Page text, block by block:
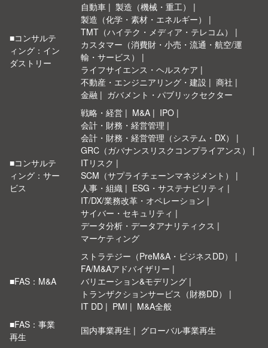
■コンサルテ
ィング：イン
ダストリー
自動車
製造（機械・重工）
製造（化学・素材・エネルギー）
TMT（ハイテク・メディア・テレコム）
カスタマー（消費財・小売・流通・航空/運
輸・サービス）
ライフサイエンス・ヘルスケア
不動産・エンジニアリング・建設
商社
金融
ガバメント・パブリックセクター
■コンサルテ
ィング：サー
ビス
戦略・経営 M&A
IPO
会計・財務・経営管理
会計・財務・経営管理（システム・DX）
GRC（ガバナンスリスクコンプライアンス）
ITリスク
SCM（サプライチェーンマネジメント）
人事・組織
ESG・サステナビリティ
IT/DX/業務改革・オペレーション
サイバー・セキュリティ
データ分析・データアナリティクス
マーケティング
■FAS：M&A
ストラテジー（PreM&A・ビジネスDD）
FA/M&Aアドバイザリー
バリエーション&モデリング
トランザクションサービス（財務DD）
IT DD
PMI
M&A全般
■FAS：事業
再生
国内事業再生 グローバル事業再生